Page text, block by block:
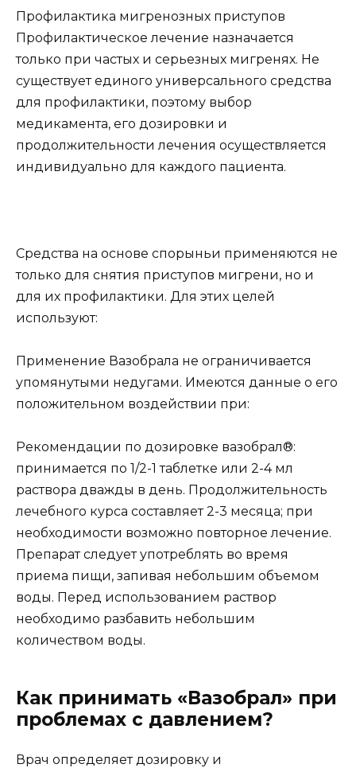
Профилактика мигренозных приступов
Профилактическое лечение назначается
только при частых и серьезных мигренях. Не
существует единого универсального средства
для профилактики, поэтому выбор
медикамента, его дозировки и
продолжительности лечения осуществляется
индивидуально для каждого пациента.
Средства на основе спорыньи применяются не
только для снятия приступов мигрени, но и
для их профилактики. Для этих целей
используют:
Применение Вазобрала не ограничивается
упомянутыми недугами. Имеются данные о его
положительном воздействии при:
Рекомендации по дозировке вазобрал®:
принимается по 1/2-1 таблетке или 2-4 мл
раствора дважды в день. Продолжительность
лечебного курса составляет 2-3 месяца; при
необходимости возможно повторное лечение.
Препарат следует употреблять во время
приема пищи, запивая небольшим объемом
воды. Перед использованием раствор
необходимо разбавить небольшим
количеством воды.
Как принимать «Вазобрал» при
проблемах с давлением?
Врач определяет дозировку и